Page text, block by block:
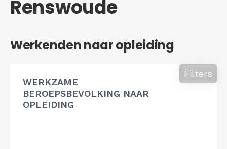
Renswoude
Werkenden naar opleiding
WERKZAME
BEROEPSBEVOLKING NAAR
OPLEIDING
Filters